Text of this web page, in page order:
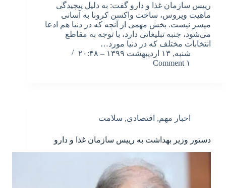
رییس سازمان غذا و دارو گفت: به دلیل پیچیدگی
ماهیت ویروس، ساخت واکسن کرونا به آسانی
میسر نیست. بخش مهمی از آنچه که در دنیا هم ادعا
می‌شود، جنبه تبلیغاتی دارد، با توجه به مقاطع
انتخابات مختلف که در دنیا مورد…
شنبه, ۱۳ اردیبهشت ۱۳۹۹ – ۲۰:۴۸
۱ Comment
اخبار مهم, اقتصادی, سلامت
دستور وزیر بهداشت به رییس سازمان غذا و دارو